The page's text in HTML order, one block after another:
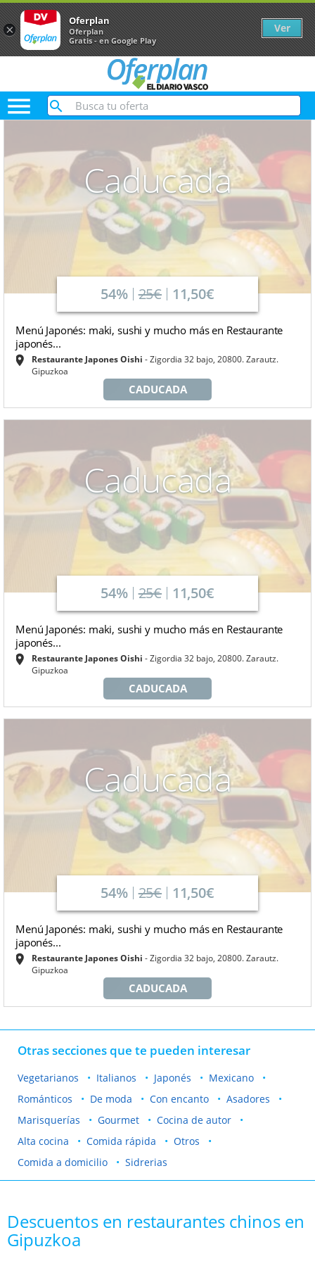

Caducada
54% 25€ 11,50€
Menú Japonés: maki, sushi y mucho más en Restaurante
japonés...
Restaurante Japones Oishi
Zigordia 32 bajo, 20800. Zarautz.
Gipuzkoa
CADUCADA
Caducada
54% 25€ 11,50€
Menú Japonés: maki, sushi y mucho más en Restaurante
japonés...
Restaurante Japones Oishi
Zigordia 32 bajo, 20800. Zarautz.
Gipuzkoa
CADUCADA
Caducada
54% 25€ 11,50€
Menú Japonés: maki, sushi y mucho más en Restaurante
japonés...
Restaurante Japones Oishi
Zigordia 32 bajo, 20800. Zarautz.
Gipuzkoa
CADUCADA
Otras secciones que te pueden interesar
Vegetarianos Italianos Japonés
Mexicano
Románticos
De moda Con encanto
Asadores
Marisquerías
Gourmet
Cocina de autor
Alta cocina
Comida rápida
Otros
Comida a domicilio
Sidrerias
Descuentos en restaurantes chinos en
Gipuzkoa
×
Oferplan
Oferplan
Gratis - en Google Play
Ver